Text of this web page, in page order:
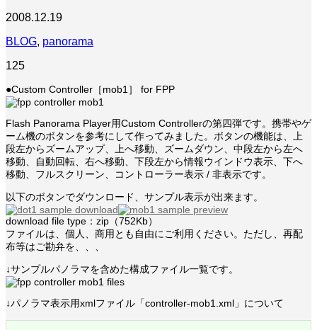
2008.12.19
BLOG, panorama
125
●Custom Controller［mob1］ for FPP
Flash Panorama Player用Custom Controllerの第四弾です。携帯やゲ
ーム機のボタンを参考にして作ってみました。ボタンの機能は、上
段左からズームアップ、上へ移動、ズームダウン、中段左から左へ
移動、自動回転、右へ移動、下段左から情報ウインドウ表示、下へ
移動、フルスクリーン、コントローラー表示 / 非表示です。
以下のボタンでダウンロード、サンプル表示が出来ます。
download file type：zip（752Kb）
ファイルは、個人、商用とも自由にご利用ください。ただし、再配
布等はご勘弁を、、、
↓サンプルパノラマを含めた構成ファイル一覧です。
↓パノラマ表示用xmlファイル「controller-mob1.xml」について